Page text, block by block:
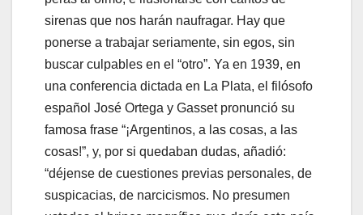
sirenas que nos harán naufragar. Hay que
ponerse a trabajar seriamente, sin egos, sin
buscar culpables en el “otro”. Ya en 1939, en
una conferencia dictada en La Plata, el filósofo
español José Ortega y Gasset pronunció su
famosa frase “¡Argentinos, a las cosas, a las
cosas!”, y, por si quedaban dudas, añadió:
“déjense de cuestiones previas personales, de
suspicacias, de narcicismos. No presumen